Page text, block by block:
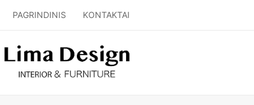
PAGRINDINIS KONTAKTAI